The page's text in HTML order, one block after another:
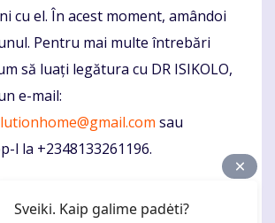
cu el. În acest moment, amândoi
Pentru mai multe întrebări
să luați legătura cu DR ISIKOLO,
e-mail:
sau
l la +2348133261196.
Sveiki. Kaip galime padėti?